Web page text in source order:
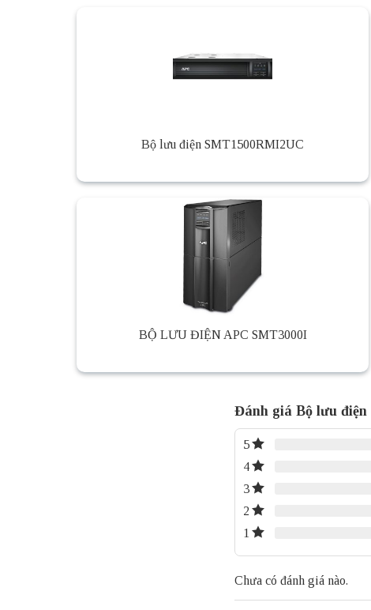
Bộ lưu điện SMT1500RMI2UC
BỘ LƯU ĐIỆN APC SMT3000I
Đánh giá Bộ lưu điện
5
4
3
2
1
Chưa có đánh giá nào.